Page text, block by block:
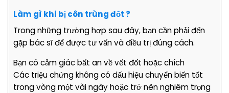
Làm gì khi bị côn trùng đốt ?
Trong những trường hợp sau đây, bạn cần phải đến
gặp bác sĩ để được tư vấn và điều trị đúng cách.
Bạn có cảm giác bất an về vết đốt hoặc chích
Các triệu chứng không có dấu hiệu chuyển biến tốt
trong vòng một vài ngày hoặc trở nên nghiêm trọng